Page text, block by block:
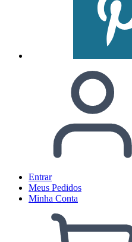
Entrar
Meus Pedidos
Minha Conta